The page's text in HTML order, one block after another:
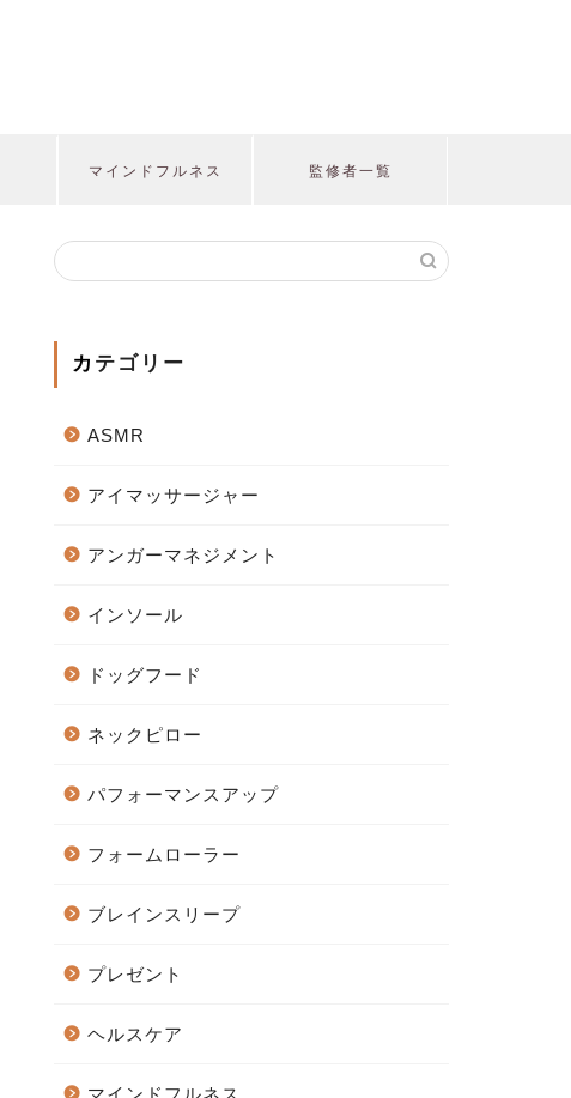
マインドフルネス 監修者一覧
カテゴリー
ASMR
アイマッサージャー
アンガーマネジメント
インソール
ドッグフード
ネックピロー
パフォーマンスアップ
フォームローラー
ブレインスリープ
プレゼント
ヘルスケア